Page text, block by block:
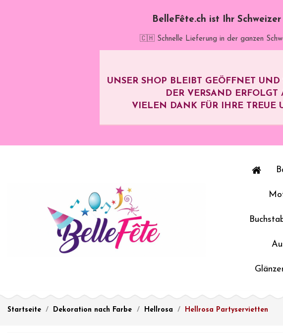
BelleFête.ch ist Ihr
🇨🇭 Schnelle Lieferung in der ganzen
UNSER SHOP BLEIBT GEÖFFNET
DER VERSAND
VIELEN DANK FÜR IHRE TREUE
Startseite Dekoration nach Farbe Hellrosa Hellrosa Partyservietten